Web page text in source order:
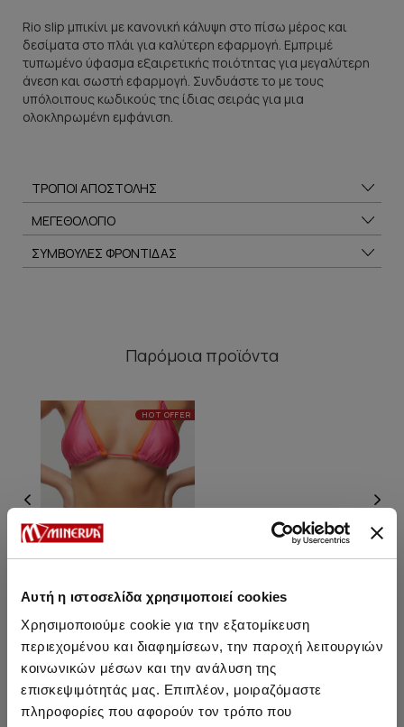
Αυτή η ιστοσελίδα χρησιμοποιεί cookies
Χρησιμοποιούμε cookie για την εξατομίκευση
περιεχομένου και διαφημίσεων, την παροχή λειτουργιών
κοινωνικών μέσων και την ανάλυση της
επισκεψιμότητάς μας. Επιπλέον, μοιραζόμαστε
πληροφορίες που αφορούν τον τρόπο που
Rio slip μπικίνι με κανονική κάλυψη στο πίσω μέρος και
δεσίματα στο πλάι για καλύτερη εφαρμογή. Εμπριμέ
τυπωμένο ύφασμα εξαιρετικής ποιότητας για μεγαλύτερη
άνεση και σωστή εφαρμογή. Συνδυάστε το με τους
υπόλοιπους κωδικούς της ίδιας σειράς για μια
ολοκληρωμένη εμφάνιση.
ΤΡΟΠΟΙ ΑΠΟΣΤΟΛΗΣ
ΜΕΓΕΘΟΛΟΓΙΟ
ΣΥΜΒΟΥΛΕΣ ΦΡΟΝΤΙΔΑΣ
Παρόμοια προϊόντα
HOT OFFER
Nadia Τρίγωνο Double Bikini
Top
11,95 €